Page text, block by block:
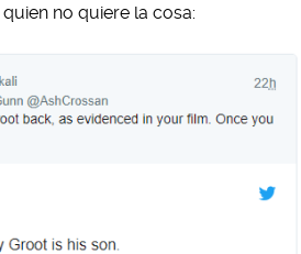
no quiere la cosa: